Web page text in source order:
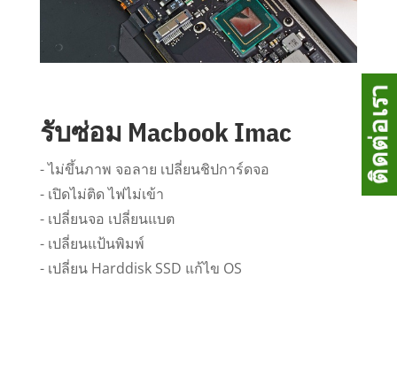
รับซ่อม Macbook Imac
- ไม่ขึ้นภาพ จอลาย เปลี่ยนชิปการ์ดจอ
- เปิดไม่ติด ไฟไม่เข้า
- เปลี่ยนจอ เปลี่ยนแบต
- เปลี่ยนแป้นพิมพ์
- เปลี่ยน Harddisk SSD แก้ไข OS